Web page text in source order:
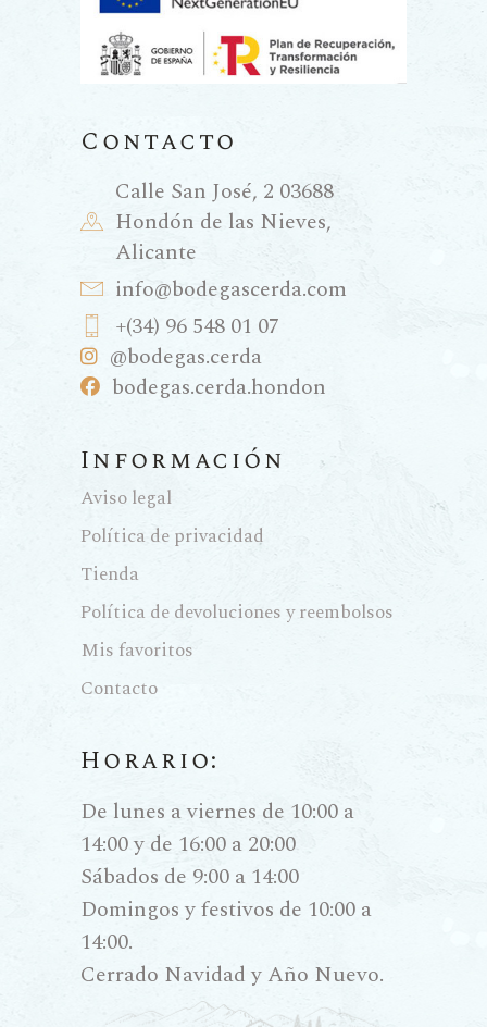
Contacto
Calle San José, 2 03688
Hondón de las Nieves,
Alicante
info@bodegascerda.com
+(34) 96 548 01 07
@bodegas.cerda
bodegas.cerda.hondon
Información
Aviso legal
Política de privacidad
Tienda
Política de devoluciones y reembolsos
Mis favoritos
Contacto
Horario:
De lunes a viernes de 10:00 a
14:00 y de 16:00 a 20:00
Sábados de 9:00 a 14:00
Domingos y festivos de 10:00 a
14:00.
Cerrado Navidad y Año Nuevo.